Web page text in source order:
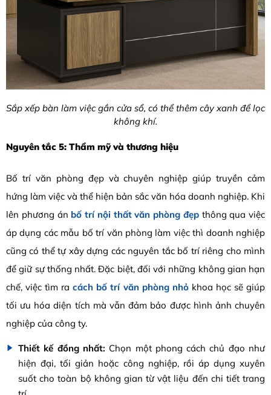
Sắp xếp bàn làm việc gần cửa sổ, có thể thêm cây xanh để lọc
không khí.
Nguyên tắc 5: Thẩm mỹ và thương hiệu
Bố trí văn phòng đẹp và chuyên nghiệp giúp truyền cảm
hứng làm việc và thể hiện bản sắc văn hóa doanh nghiệp. Khi
lên phương án bố trí nội thất văn phòng đẹpthông qua việc
áp dụng các mẫu bố trí văn phòng làm việc thì doanh nghiệp
cũng có thể tự xây dựng các nguyên tắc bố trí riêng cho mình
để giữ sự thống nhất. Đặc biệt, đối với những không gian hạn
chế, việc tìm racách bố trí văn phòng nhỏkhoa học sẽ giúp
tối ưu hóa diện tích mà vẫn đảm bảo được hình ảnh chuyên
nghiệp của công ty.
Thiết kế đồng nhất: Chọn một phong cách chủ đạo như
hiện đại, tối giản hoặc công nghiệp, rồi áp dụng xuyên
suốt cho toàn bộ không gian từ vật liệu đến chi tiết trang